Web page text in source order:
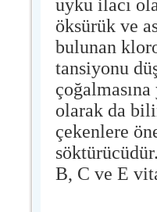
uyku ilacı
öksürük ve
bulunan
tansiyonu
olarak da
çekenlere
B, C ve E